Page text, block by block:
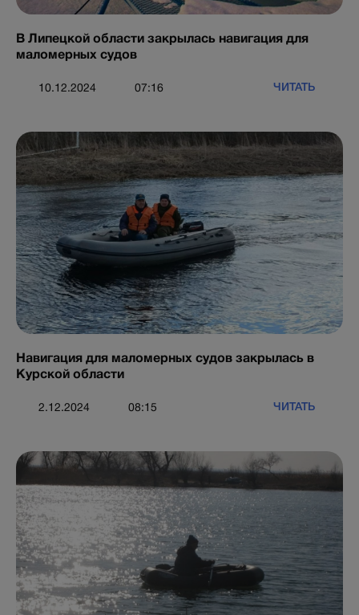
В Липецкой области закрылась навигация для
маломерных судов
10.12.2024 07:16 ЧИТАТЬ
Навигация для маломерных судов закрылась в
Курской области
2.12.2024 08:15 ЧИТАТЬ